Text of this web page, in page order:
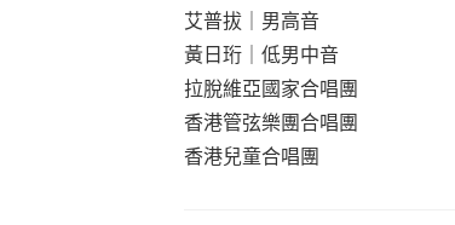
艾普拔｜男高音
黃日珩｜低男中音
拉脫維亞國家合唱團
香港管弦樂團合唱團
香港兒童合唱團